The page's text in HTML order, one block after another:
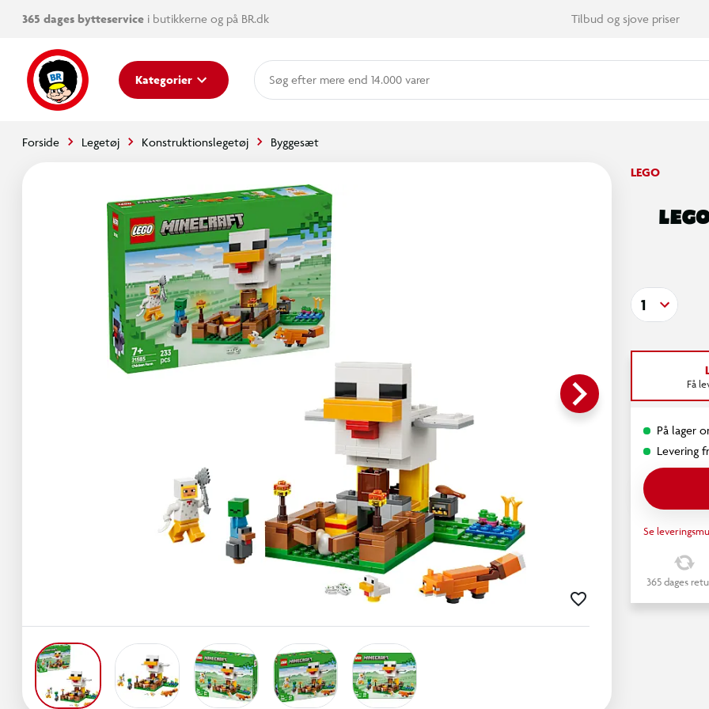
365 dages bytteservice i butikkerne og på BR.dk Tilbud og sjove priser
Kategorier mere end 14.000 varer
Forside Legetøj Konstruktionslegetøj Byggesæt
keyboard_arrow_right
LEGO
1
Få
På lager
Levering
Se
365 dages